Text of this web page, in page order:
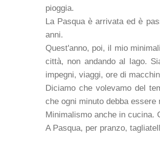
pioggia.
La Pasqua è arrivata ed è
anni.
Quest'anno, poi, il mio
città, non andando al lago.
impegni, viaggi, ore di
Diciamo che volevamo del
che ogni minuto debba
Minimalismo anche in cucina.
A Pasqua, per pranzo,